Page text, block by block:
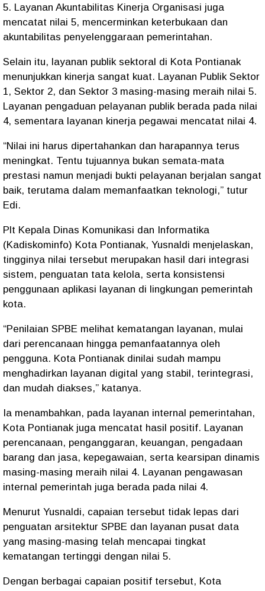
5. Layanan Akuntabilitas Kinerja Organisasi juga
mencatat nilai 5, mencerminkan keterbukaan dan
akuntabilitas penyelenggaraan pemerintahan.
Selain itu, layanan publik sektoral di Kota Pontianak
menunjukkan kinerja sangat kuat. Layanan Publik Sektor
1, Sektor 2, dan Sektor 3 masing-masing meraih nilai 5.
Layanan pengaduan pelayanan publik berada pada nilai
4, sementara layanan kinerja pegawai mencatat nilai 4.
“Nilai ini harus dipertahankan dan harapannya terus
meningkat. Tentu tujuannya bukan semata-mata
prestasi namun menjadi bukti pelayanan berjalan sangat
baik, terutama dalam memanfaatkan teknologi,” tutur
Edi.
Plt Kepala Dinas Komunikasi dan Informatika
(Kadiskominfo) Kota Pontianak, Yusnaldi menjelaskan,
tingginya nilai tersebut merupakan hasil dari integrasi
sistem, penguatan tata kelola, serta konsistensi
penggunaan aplikasi layanan di lingkungan pemerintah
kota.
“Penilaian SPBE melihat kematangan layanan, mulai
dari perencanaan hingga pemanfaatannya oleh
pengguna. Kota Pontianak dinilai sudah mampu
menghadirkan layanan digital yang stabil, terintegrasi,
dan mudah diakses,” katanya.
Ia menambahkan, pada layanan internal pemerintahan,
Kota Pontianak juga mencatat hasil positif. Layanan
perencanaan, penganggaran, keuangan, pengadaan
barang dan jasa, kepegawaian, serta kearsipan dinamis
masing-masing meraih nilai 4. Layanan pengawasan
internal pemerintah juga berada pada nilai 4.
Menurut Yusnaldi, capaian tersebut tidak lepas dari
penguatan arsitektur SPBE dan layanan pusat data
yang masing-masing telah mencapai tingkat
kematangan tertinggi dengan nilai 5.
Dengan berbagai capaian positif tersebut, Kota